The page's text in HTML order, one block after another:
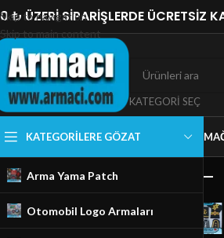
Skip to navigation
Skip to main content
₺ ÜZERİ SİPARİŞLERDE ÜCRETSİZ
KATEGORI SEÇ
KATEGORILERE GÖZAT
Arma Yama Patch
Otomobil Logo Armaları
GÜVENLIK ARMALARI
18 Ürünler